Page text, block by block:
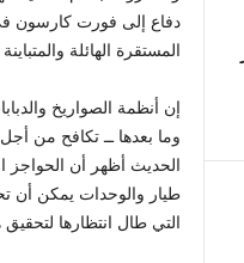
دفاع إلى فورت كارسون
المستقرة الهائلة
إن أنظمة الصواريخ
وما بعدها ــ تكافح من
الحديث أظهر أن الحواجز
طيار والوحدات يمكن أن
التي طال انتظارها لتحقيق